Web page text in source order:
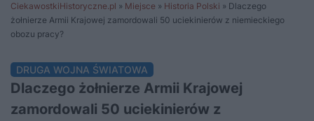
CiekawostkiHistoryczne.pl » Miejsce » Historia Polski » Dlaczego
żołnierze Armii Krajowej zamordowali 50 uciekinierów z niemieckiego
obozu pracy?
DRUGA WOJNA ŚWIATOWA
Dlaczego żołnierze Armii Krajowej
zamordowali 50 uciekinierów z